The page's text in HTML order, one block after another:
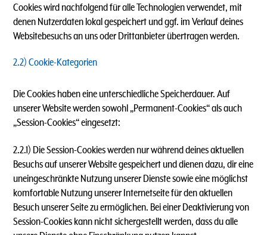
Cookies wird nachfolgend für alle Technologien verwendet, mit
denen Nutzerdaten lokal gespeichert und ggf. im Verlauf deines
Websitebesuchs an uns oder Drittanbieter übertragen werden.
2.2) Cookie-Kategorien
Die Cookies haben eine unterschiedliche Speicherdauer. Auf
unserer Website werden sowohl „Permanent-Cookies“ als auch
„Session-Cookies“ eingesetzt:
2.2.1) Die Session-Cookies werden nur während deines aktuellen
Besuchs auf unserer Website gespeichert und dienen dazu, dir eine
uneingeschränkte Nutzung unserer Dienste sowie eine möglichst
komfortable Nutzung unserer Internetseite für den aktuellen
Besuch unserer Seite zu ermöglichen. Bei einer Deaktivierung von
Session-Cookies kann nicht sichergestellt werden, dass du alle